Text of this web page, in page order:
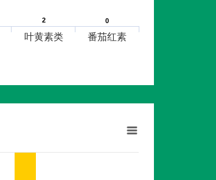
2
2 0
0
叶黄素类 番茄红素